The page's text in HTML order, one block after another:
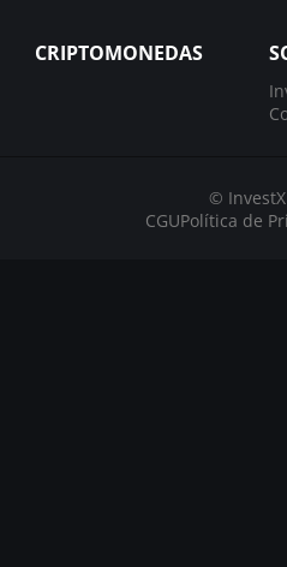
CRIPTOMONEDAS
©
CGUPolítica de